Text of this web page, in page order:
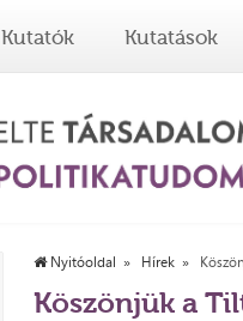
Kutatók Kutatások
Nyitóoldal Hírek
Köszönjük a